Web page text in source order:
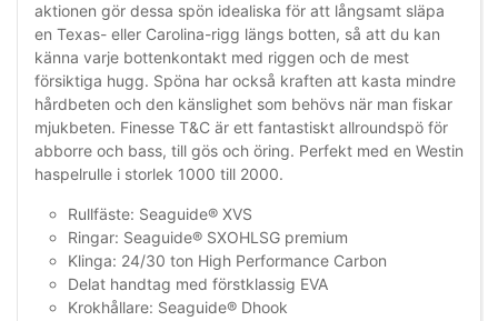
aktionen gör dessa spön idealiska för att långsamt släpa
en Texas- eller Carolina-rigg längs botten, så att du kan
känna varje bottenkontakt med riggen och de mest
försiktiga hugg. Spöna har också kraften att kasta mindre
hårdbeten och den känslighet som behövs när man fiskar
mjukbeten. Finesse T&C är ett fantastiskt allroundspö för
abborre och bass, till gös och öring. Perfekt med en Westin
haspelrulle i storlek 1000 till 2000.
Rullfäste: Seaguide® XVS
Ringar: Seaguide® SXOHLSG premium
Klinga: 24/30 ton High Performance Carbon
Delat handtag med förstklassig EVA
Krokhållare: Seaguide® Dhook